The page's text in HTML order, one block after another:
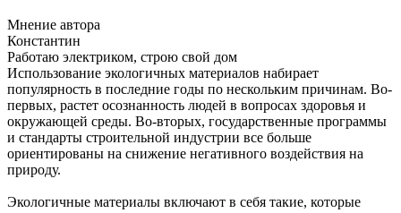
Мнение автора
Константин
Работаю электриком, строю свой дом
Использование экологичных материалов набирает
популярность в последние годы по нескольким причинам. Во-
первых, растет осознанность людей в вопросах здоровья и
окружающей среды. Во-вторых, государственные программы
и стандарты строительной индустрии все больше
ориентированы на снижение негативного воздействия на
природу.
Экологичные материалы включают в себя такие, которые